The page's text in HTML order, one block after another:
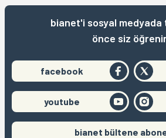
bianet'i sosyal medyada
önce siz
facebook
youtube
bianet bültene